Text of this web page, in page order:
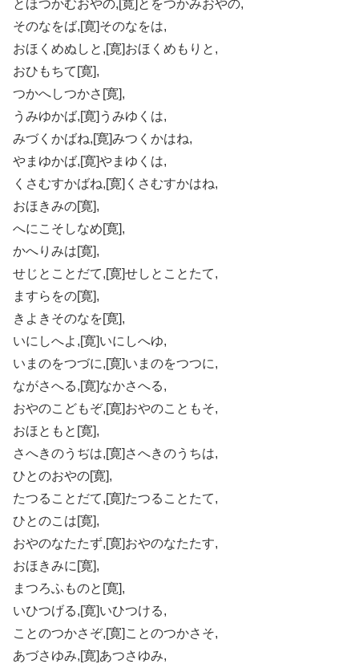
とほつかむおやの,[寛]とをつかみおやの,
そのなをば,[寛]そのなをは,
おほくめぬしと,[寛]おほくめもりと,
おひもちて[寛],
つかへしつかさ[寛],
うみゆかば,[寛]うみゆくは,
みづくかばね,[寛]みつくかはね,
やまゆかば,[寛]やまゆくは,
くさむすかばね,[寛]くさむすかはね,
おほきみの[寛],
へにこそしなめ[寛],
かへりみは[寛],
せじとことだて,[寛]せしとことたて,
ますらをの[寛],
きよきそのなを[寛],
いにしへよ,[寛]いにしへゆ,
いまのをつづに,[寛]いまのをつつに,
ながさへる,[寛]なかさへる,
おやのこどもぞ,[寛]おやのこともそ,
おほともと[寛],
さへきのうぢは,[寛]さへきのうちは,
ひとのおやの[寛],
たつることだて,[寛]たつることたて,
ひとのこは[寛],
おやのなたたず,[寛]おやのなたたす,
おほきみに[寛],
まつろふものと[寛],
いひつげる,[寛]いひつける,
ことのつかさぞ,[寛]ことのつかさそ,
あづさゆみ,[寛]あつさゆみ,